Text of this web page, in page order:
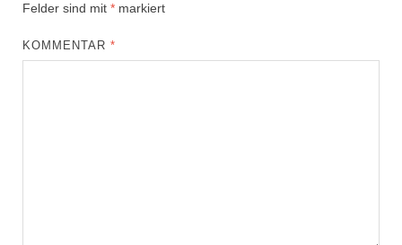
Felder sind mit * markiert
KOMMENTAR*